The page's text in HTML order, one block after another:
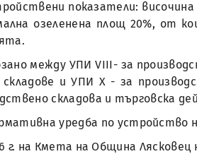
показатели:
озеленена площ 20%, от
между УПИ VIII- за
и УПИ X - за
складова и търговска
уредба по устройство
г. на Кмета на Община Лясковец